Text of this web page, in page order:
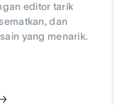
editor tarik
dan
yang menarik.